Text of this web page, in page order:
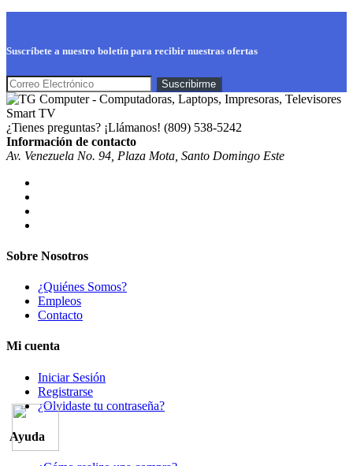
Suscríbete a nuestro boletín para recibir nuestras ofertas
¿Tienes preguntas? ¡Llámanos! (809) 538-5242
Información de contacto
Av. Venezuela No. 94, Plaza Mota, Santo Domingo Este
Sobre Nosotros
¿Quiénes Somos?
Empleos
Contacto
Mi cuenta
Iniciar Sesión
Registrarse
¿Olvidaste tu contraseña?
Ayuda